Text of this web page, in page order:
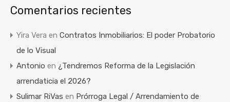
Comentarios recientes
Yira Vera en Contratos Inmobiliarios: El poder Probatorio
de lo Visual
Antonio en ¿Tendremos Reforma de la Legislación
arrendaticia el 2026?
Sulimar RiVas en Prórroga Legal / Arrendamiento de